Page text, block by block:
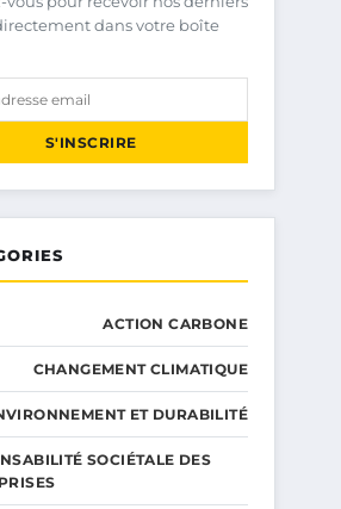
dans votre boîte
S'INSCRIRE
ACTION CARBONE
CHANGEMENT CLIMATIQUE
ET DURABILITÉ
SOCIÉTALE DES